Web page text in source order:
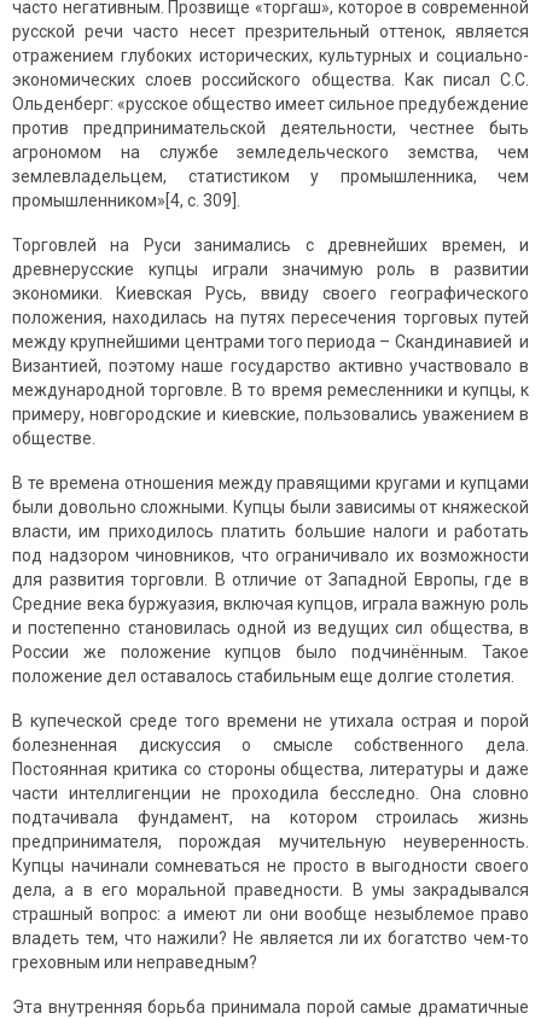
часто негативным. Прозвище «торгаш», которое в современной
русской речи часто несет презрительный оттенок, является
отражением глубоких исторических, культурных и социально-
экономических слоев российского общества. Как писал С.С.
Ольденберг: «русское общество имеет сильное предубеждение
против предпринимательской деятельности, честнее быть
агрономом на службе земледельческого земства, чем
землевладельцем, статистиком у промышленника, чем
промышленником»[4, с. 309].
Торговлей на Руси занимались с древнейших времен, и
древнерусские купцы играли значимую роль в развитии
экономики. Киевская Русь, ввиду своего географического
положения, находилась на путях пересечения торговых путей
между крупнейшими центрами того периода – Скандинавией и
Византией, поэтому наше государство активно участвовало в
международной торговле. В то время ремесленники и купцы, к
примеру, новгородские и киевские, пользовались уважением в
обществе.
В те времена отношения между правящими кругами и купцами
были довольно сложными. Купцы были зависимы от княжеской
власти, им приходилось платить большие налоги и работать
под надзором чиновников, что ограничивало их возможности
для развития торговли. В отличие от Западной Европы, где в
Средние века буржуазия, включая купцов, играла важную роль
и постепенно становилась одной из ведущих сил общества, в
России же положение купцов было подчинённым. Такое
положение дел оставалось стабильным еще долгие столетия.
В купеческой среде того времени не утихала острая и порой
болезненная дискуссия о смысле собственного дела.
Постоянная критика со стороны общества, литературы и даже
части интеллигенции не проходила бесследно. Она словно
подтачивала фундамент, на котором строилась жизнь
предпринимателя, порождая мучительную неуверенность.
Купцы начинали сомневаться не просто в выгодности своего
дела, а в его моральной праведности. В умы закрадывался
страшный вопрос: а имеют ли они вообще незыблемое право
владеть тем, что нажили? Не является ли их богатство чем-то
греховным или неправедным?
Эта внутренняя борьба принимала порой самые драматичные